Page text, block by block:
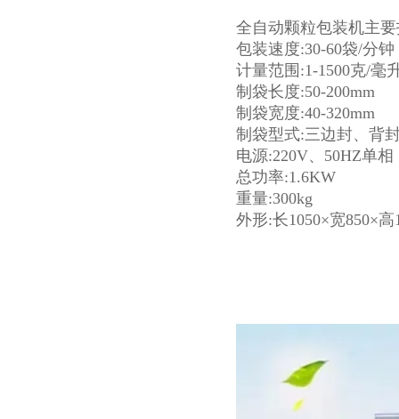
全自动颗粒包装机主
包装速度:30-60袋/分钟
计量范围:1-1500克/毫
制袋长度:50-200mm
制袋宽度:40-320mm
制袋型式:三边封、背
电源:220V、50HZ单相
总功率:1.6KW
重量:300kg
外形:长1050×宽850×高